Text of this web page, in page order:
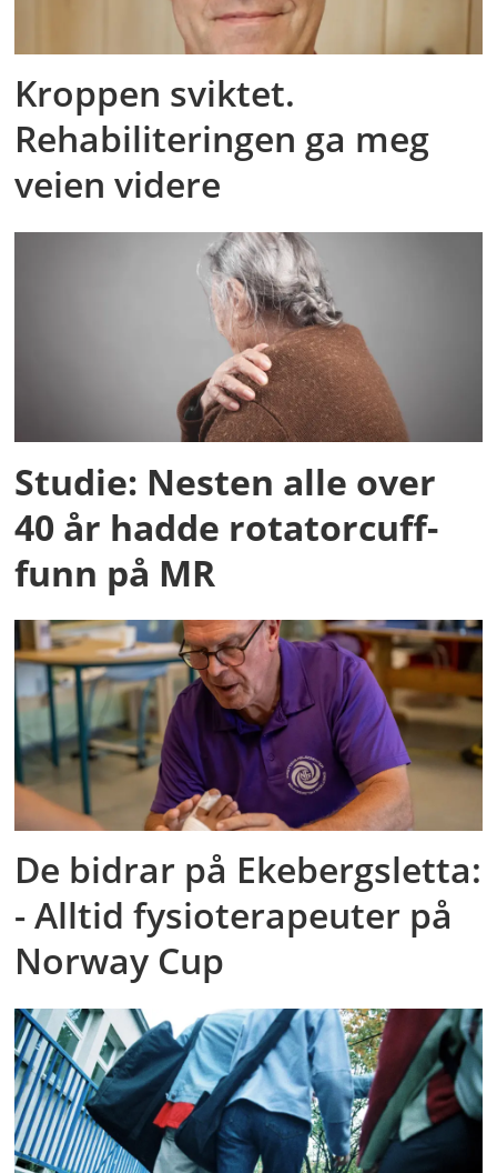
Kroppen sviktet.
Rehabiliteringen ga meg
veien videre
Studie: Nesten alle over
40 år hadde rotatorcuff-
funn på MR
De bidrar på Ekebergsletta:
- Alltid fysioterapeuter på
Norway Cup